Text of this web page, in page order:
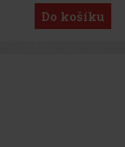
Do košíku